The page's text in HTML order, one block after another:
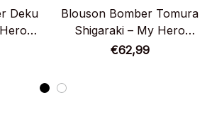
Deku
Blouson Bomber Tomura
Shigaraki – My Hero
Academia
€62,99